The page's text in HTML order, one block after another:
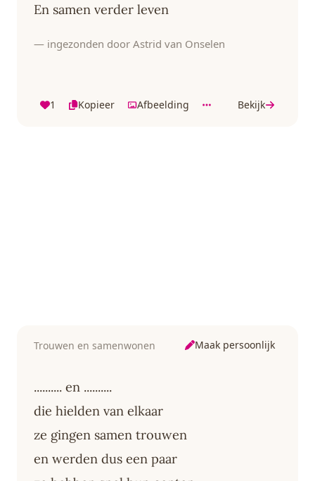
En samen verder leven
— ingezonden door Astrid van Onselen
1 Kopieer Afbeelding Bekijk
Trouwen en samenwonen Maak persoonlijk
.......... en ..........
die hielden van elkaar
ze gingen samen trouwen
en werden dus een paar